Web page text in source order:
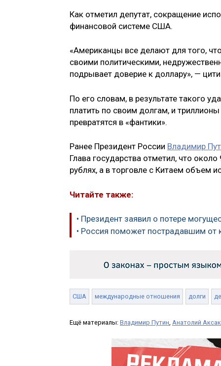
Как отметил депутат, сокращение
финансовой системе США.
«Американцы все делают для того,
своими политическими,
подрывает доверие к доллару», —
По его словам, в результате такого
платить по своим долгам, и
превратятся в «фантики».
Ранее Президент России Владимир
Глава государства отметил, что
рублях, а в торговле с Китаем объем
Читайте также:
• Президент заявил о потере
• Россия поможет пострадавшим от
США международные отношения долги
Ещё материалы: Владимир Путин Анатолий